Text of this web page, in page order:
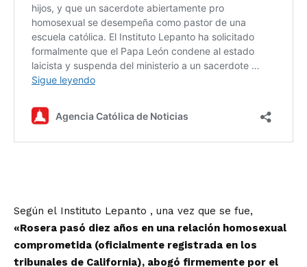
Según el Instituto Lepanto , una vez que se fue,
«Rosera pasó diez años en una relación homosexual
comprometida (oficialmente registrada en los
tribunales de California), abogó firmemente por el